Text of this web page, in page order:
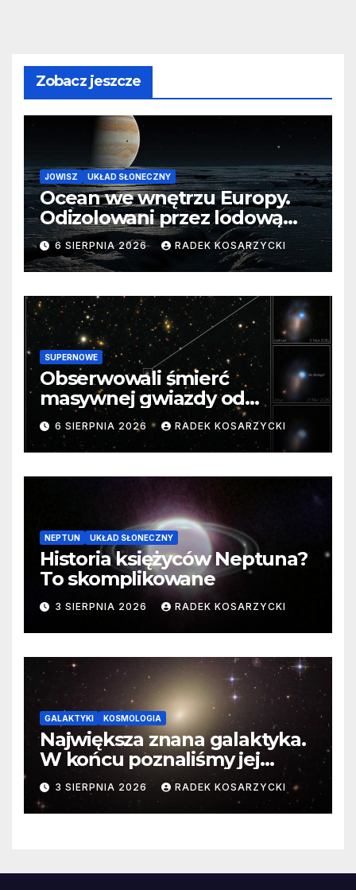
Zobacz jeszcze
JOWISZ UKŁAD SŁONECZNY
Ocean we wnętrzu Europy.
Odizolowani przez lodową
barierę
6 SIERPNIA 2026 RADEK KOSARZYCKI
SUPERNOWE
Obserwowali śmierć
masywnej gwiazdy od
samego początku. Niezwykle
cenne dane
6 SIERPNIA 2026 RADEK KOSARZYCKI
NEPTUN UKŁAD SŁONECZNY
Historia księżyców Neptuna?
To skomplikowane
3 SIERPNIA 2026 RADEK KOSARZYCKI
GALAKTYKI KOSMOLOGIA
Największa znana galaktyka.
W końcu poznaliśmy jej
faktyczne wymiary
3 SIERPNIA 2026 RADEK KOSARZYCKI